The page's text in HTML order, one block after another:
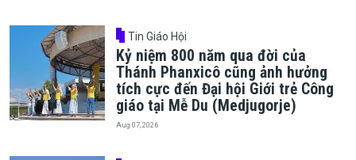
Tin Giáo Hội
Kỷ niệm 800 năm qua đời của
Thánh Phanxicô cũng ảnh hưởng
tích cực đến Đại hội Giới trẻ Công
giáo tại Mễ Du (Medjugorje)
Aug 07, 2026